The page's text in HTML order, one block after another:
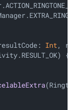
Int,
{